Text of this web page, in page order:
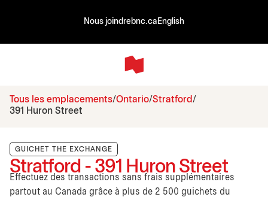
Nous joindrebnc.ca English
Tous les emplacements Ontario Stratford
391 Huron Street
GUICHET THE EXCHANGE
Stratford - 391 Huron Street
Effectuez des transactions sans frais supplémentaires
partout au Canada grâce à plus de 2 500 guichets du